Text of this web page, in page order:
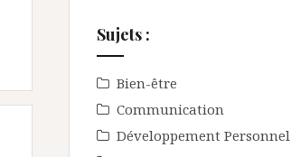
Sujets :
Bien-être
Communication
Développement Personnel